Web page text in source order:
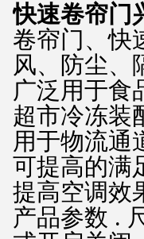
快速卷帘门
卷帘门、快
风、防尘、
广泛用于食
超市冷冻装
用于物流通
可提高的满
提高空调效
产品参数 .